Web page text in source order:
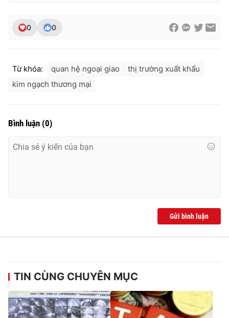
0 0
Từ khóa: quan hệ ngoại giao
thị trường xuất khẩu
kim ngạch thương mại
Bình luận (0)
Gửi bình luận
TIN CÙNG CHUYÊN MỤC